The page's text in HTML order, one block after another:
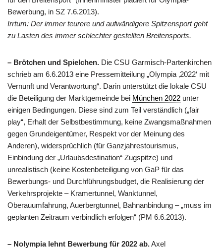
Bewerbung, in SZ 7.6.2013).
Irrtum: Der immer teurere und aufwändigere Spitzensport geht
zu Lasten des immer schlechter gestellten Breitensports.
– Brötchen und Spielchen. Die CSU Garmisch-Partenkirchen
schrieb am 6.6.2013 eine Pressemitteilung „Olympia ‚2022‘ mit
Vernunft und Verantwortung“. Darin unterstützt die lokale CSU
die Beteiligung der Marktgemeinde bei München 2022 unter
einigen Bedingungen. Diese sind zum Teil verständlich („fair
play“, Erhalt der Selbstbestimmung, keine Zwangsmaßnahmen
gegen Grundeigentümer, Respekt vor der Meinung des
Anderen), widersprüchlich (für Ganzjahrestourismus,
Einbindung der „Urlaubsdestination“ Zugspitze) und
unrealistisch (keine Kostenbeteiligung von GaP für das
Bewerbungs- und Durchführungsbudget, die Realisierung der
Verkehrsprojekte – Kramertunnel, Wanktunnel,
Oberauumfahrung, Auerbergtunnel, Bahnanbindung – „muss im
geplanten Zeitraum verbindlich erfolgen“ (PM 6.6.2013).
– Nolympia lehnt Bewerbung für 2022 ab.Axel